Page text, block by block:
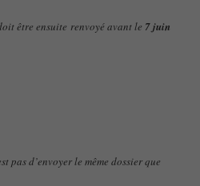
être ensuite renvoyé avant le 7 juin
pas d’envoyer le même dossier que